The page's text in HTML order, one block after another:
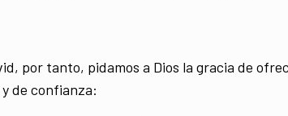
por tanto, pidamos a Dios la gracia de
de confianza: